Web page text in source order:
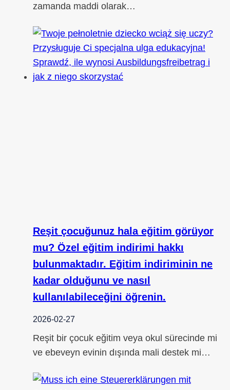
zamanda maddi olarak…
Reşit çocuğunuz hala eğitim görüyor
mu? Özel eğitim indirimi hakkı
bulunmaktadır. Eğitim indiriminin ne
kadar olduğunu ve nasıl
kullanılabileceğini öğrenin.
2026-02-27
Reşit bir çocuk eğitim veya okul sürecinde mi
ve ebeveyn evinin dışında mali destek mi…